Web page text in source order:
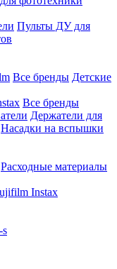
Пульты ДУ для
Все бренды Детские
Все бренды
Держатели для
Насадки на вспышки
Расходные материалы
Instax
s